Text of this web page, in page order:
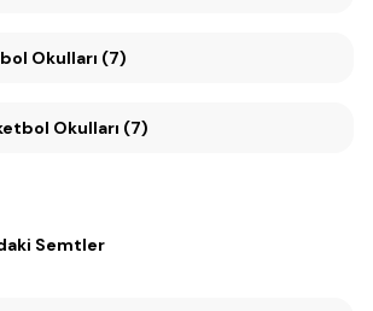
Okulları (7)
Basketbol Okulları (7)
Semtler